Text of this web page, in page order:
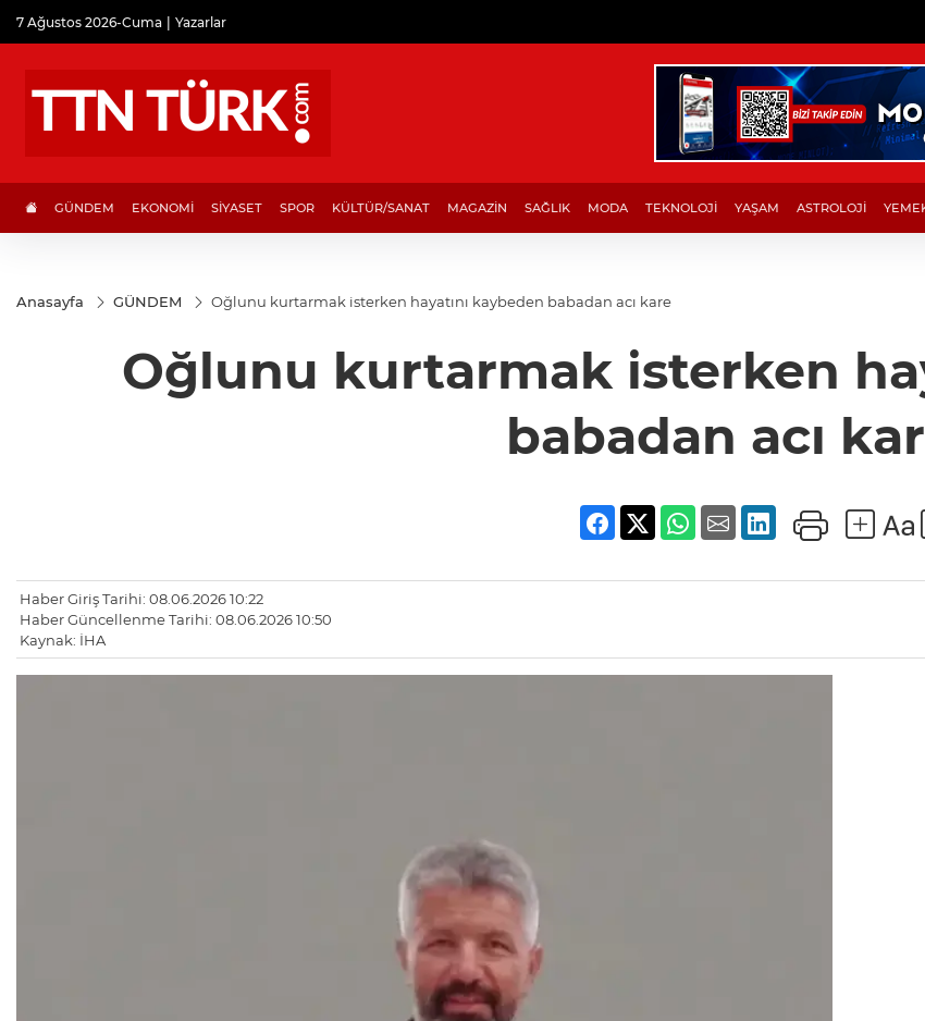
7 Ağustos 2026-Cuma Yazarlar
GÜNDEM EKONOMİ SİYASET SPOR KÜLTÜR/SANAT MAGAZİN SAĞLIK MODA TEKNOLOJİ YAŞAM ASTROLOJİ
Anasayfa GÜNDEM Oğlunu kurtarmak isterken hayatını kaybeden babadan acı kare
Oğlunu kurtarmak isterken
babadan acı
Haber Giriş Tarihi: 08.06.2026 10:22
Haber Güncellenme Tarihi: 08.06.2026 10:50
Kaynak: İHA